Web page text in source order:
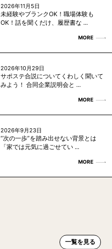
2026年11月5日
未経験やブランクOK！職場体験も
OK！話を聞くだけ、履歴書な ...
MORE
2026年10月29日
サポステ合説についてくわしく聞いて
みよう！ 合同企業説明会と ...
MORE
2026年9月23日
“次の一歩”を踏み出せない背景とは
「家では元気に過ごせてい ...
MORE
一覧を見る